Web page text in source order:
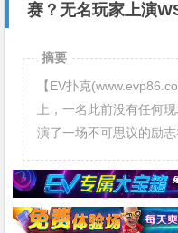
赛？无名玩家上演
摘要
【EV扑克
上，一名此前没有任何
演了一场不可思议的励志